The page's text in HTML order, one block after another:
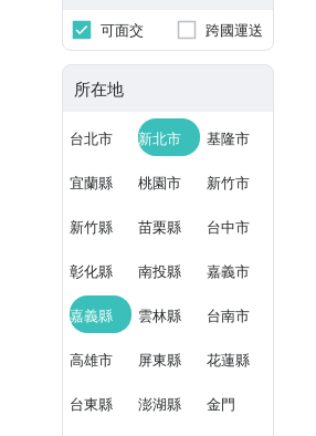
可面交 跨國運送
所在地
台北市 新北市 基隆市
宜蘭縣 桃園市 新竹市
新竹縣 苗栗縣 台中市
彰化縣 南投縣 嘉義市
嘉義縣 雲林縣 台南市
高雄市 屏東縣 花蓮縣
台東縣 澎湖縣 金門